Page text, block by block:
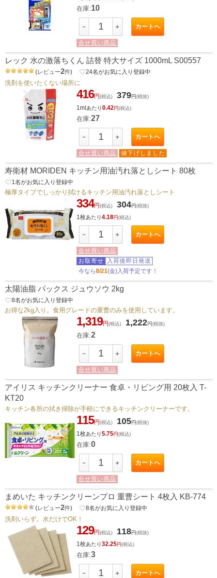
在庫:10
－ ＋ カートへ
合せ買い商品
レック 水の激落ちくん 詰替 特大サイズ 1000mL S00557
(レビュー2件) favorite_border24名がお気に入り登録中
洗剤を使いたくない場所に
416円(税込) 379円(税抜)
1mlあたり0.42円(税込)
在庫:27
－ ＋ カートへ
合せ買い商品 値下げしました
寿衛材 MORIDEN キッチン用油汚れ落としシート 80枚
favorite_border1 名がお気に入り登録中
極厚タイプでしっかり拭けるキッチン用油汚れ落としシート
334円(税込) 304円(税抜)
1枚あたり4.18円(税込)
－ ＋ カートへ
合せ買い商品
お取寄せ
入荷後即日発送
今なら8/21(金)入荷予定です！
太陽油脂 パックス ジュウソウ 2kg
favorite_border8名がお気に入り登録中
お得な2kg入り。食用グレードの重曹のみを使用しています。
1,319円(税込) 1,222円(税抜)
在庫:2
－ ＋ カートへ
合せ買い商品
アイリス キッチンクリーナー 食卓・リビング用 20枚入 T-
KT20
キッチン各所の拭き掃除が手軽にできるキッチンクリーナーです。
115円(税込) 105円(税抜)
1枚あたり5.75円(税込)
在庫:0
－ ＋ カートへ
合せ買い商品
まめいた キッチンクリーンプロ 重曹シート 4枚入 KB-774
(レビュー2件) favorite_border8名がお気に入り登録中
洗剤いらず。水だけでOK！
129円(税込) 118円(税抜)
1枚あたり32.25円(税込)
在庫:3
－ ＋ カートへ